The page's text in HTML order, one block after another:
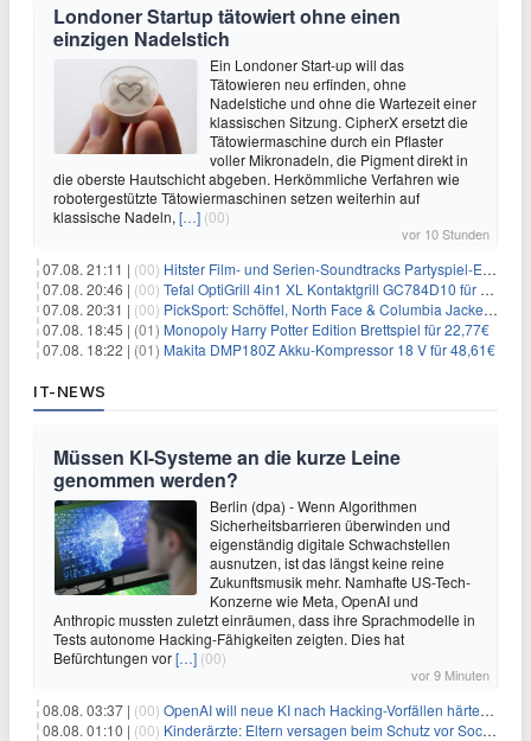
Londoner Startup tätowiert ohne einen
einzigen Nadelstich
Ein Londoner Start-up will das
Tätowieren neu erfinden, ohne
Nadelstiche und ohne die Wartezeit einer
klassischen Sitzung. CipherX ersetzt die
Tätowiermaschine durch ein Pflaster
voller Mikronadeln, die Pigment direkt in
die oberste Hautschicht abgeben. Herkömmliche Verfahren wie
robotergestützte Tätowiermaschinen setzen weiterhin auf
klassische Nadeln, […] (00)
vor 10 Stunden
07.08. 21:11 | (00) Hitster Film- und Serien-Soundtracks Partyspiel-Erweiterung für 6,99€
07.08. 20:46 | (00) Tefal OptiGrill 4in1 XL Kontaktgrill GC784D10 für 239,99€
07.08. 20:31 | (00) PickSport: Schöffel, North Face & Columbia Jacken ab 39,60€
07.08. 18:45 | (01) Monopoly Harry Potter Edition Brettspiel für 22,77€
07.08. 18:22 | (01) Makita DMP180Z Akku-Kompressor 18 V für 48,61€
IT-NEWS
Müssen KI-Systeme an die kurze Leine
genommen werden?
Berlin (dpa) - Wenn Algorithmen
Sicherheitsbarrieren überwinden und
eigenständig digitale Schwachstellen
ausnutzen, ist das längst keine reine
Zukunftsmusik mehr. Namhafte US-Tech-
Konzerne wie Meta, OpenAI und
Anthropic mussten zuletzt einräumen, dass ihre Sprachmodelle in
Tests autonome Hacking-Fähigkeiten zeigten. Dies hat
Befürchtungen vor[…] (00)
vor 9 Minuten
08.08. 03:37 | (00) OpenAI will neue KI nach Hacking-Vorfällen härter überwachen
08.08. 01:10 | (00) Kinderärzte: Eltern versagen beim Schutz vor Social Media